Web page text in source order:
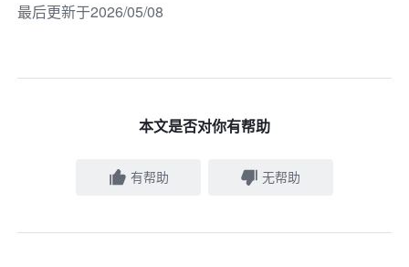
最后更新于2026/05/08
本文是否对你有帮助
有帮助 无帮助